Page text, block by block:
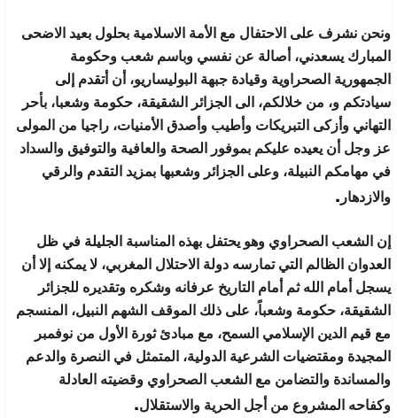
ونحن نشرف على الاحتفال مع الأمة الاسلامية بحلول بعيد الاضحى
المبارك يسعدني، أصالة عن نفسي وباسم شعب وحكومة
الجمهورية الصحراوية وقيادة جبهة البوليساريو، أن أتقدم إلى
سيادتكم و، من خلالكم، الى الجزائر الشقيقة، حكومة وشعبا، بأحر
التهاني وأزكى التبريكات وأطيب وأصدق الأمنيات، راجيا من المولى
عز وجل أن يعيده عليكم بموفور الصحة والعافية والتوفيق والسداد
في مهامكم النبيلة، وعلى الجزائر وشعبها بمزيد التقدم والرقي
والازدهار .
إن الشعب الصحراوي وهو يحتفل بهذه المناسبة الجليلة في ظل
العدوان الظالم التي تمارسه دولة الاحتلال المغربي، لا يمكنه إلا أن
يسجل أمام الله ثم أمام التاريخ عرفانه وشكره وتقديره للجزائر
الشقيقة، حكومة وشعباً، على ذلك الموقف الشهم النبيل، المنسجم
مع قيم الدين الإسلامي السمح، مع مبادئ ثورة الأول من نوفمبر
المجيدة ومقتضيات الشرعية الدولية، المتمثل في النصرة والدعم
والمساندة والتضامن مع الشعب الصحراوي وقضيته العادلة
وكفاحه المشروع من أجل الحرية والاستقلال.